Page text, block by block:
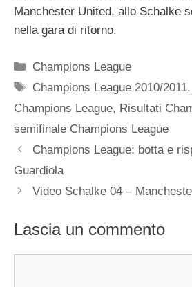
Manchester United, allo Schalke
nella gara di ritorno.
Categorie
Champions League
Tag
Champions League 2010/2011,
Champions League, Risultati
semifinale Champions League
Champions League: botta e
Guardiola
Video Schalke 04 –
Lascia un commento